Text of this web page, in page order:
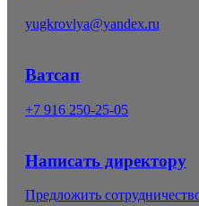
yugkrovlya@yandex.ru
Ватсап
+7 916 250-25-05
Написать директору
Предложить